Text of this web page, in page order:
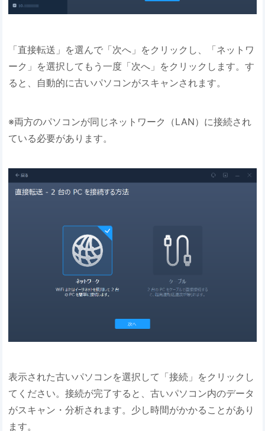
「直接転送」を選んで「次へ」をクリックし、「ネットワ
ーク」を選択してもう一度「次へ」をクリックします。す
ると、自動的に古いパソコンがスキャンされます。
※両方のパソコンが同じネットワーク（LAN）に接続され
ている必要があります。
表示された古いパソコンを選択して「接続」をクリックし
てください。接続が完了すると、古いパソコン内のデータ
がスキャン・分析されます。少し時間がかかることがあり
ます。